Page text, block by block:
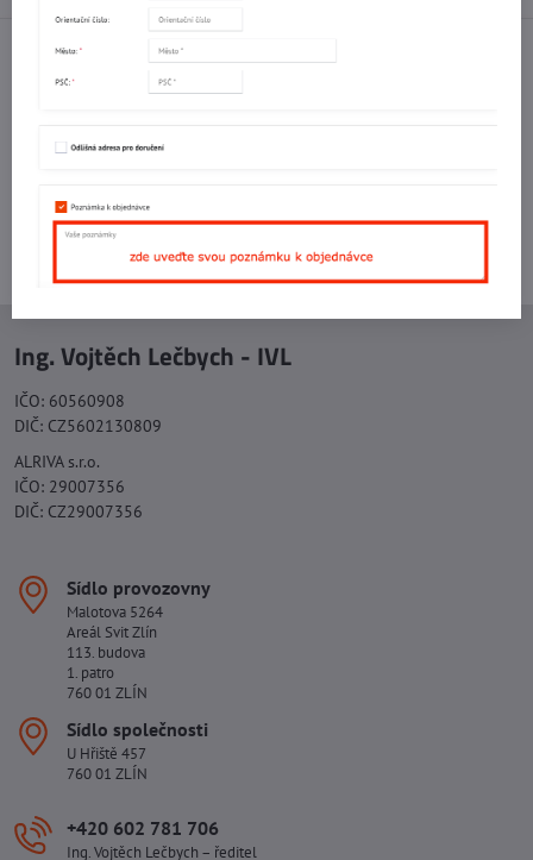
+420 577 523 563
Ing. Vojtěch Lečbych - IVL
IČO: 60560908
DIČ: CZ5602130809
ALRIVA s.r.o.
IČO: 29007356
DIČ: CZ29007356
Sídlo provozovny
Malotova 5264
Areál Svit Zlín
113. budova
1. patro
760 01 ZLÍN
Sídlo společnosti
U Hřiště 457
760 01 ZLÍN
+420 602 781 706
Ing. Vojtěch Lečbych – ředitel